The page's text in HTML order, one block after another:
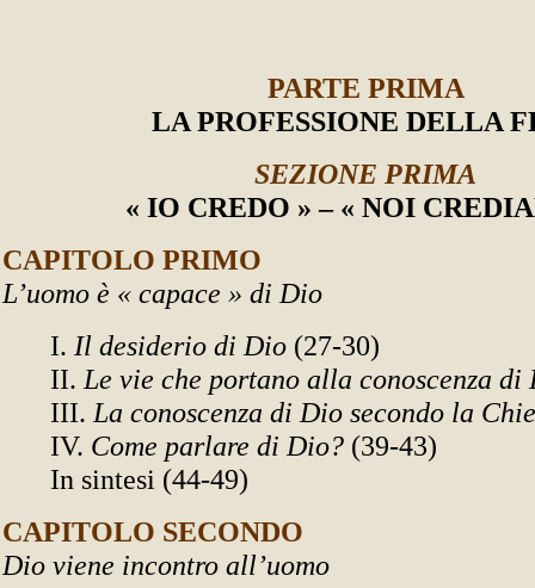
PARTE PRIMA
LA PROFESSIONE DELLA
SEZIONE PRIMA
« IO CREDO » – « NOI
CAPITOLO PRIMO
L’uomo è « capace » di Dio
I. Il desiderio di Dio (27-30)
II. Le vie che portano alla conoscenza di
III. La conoscenza di Dio secondo la
IV. Come parlare di Dio? (39-43)
In sintesi (44-49)
CAPITOLO SECONDO
Dio viene incontro all’uomo